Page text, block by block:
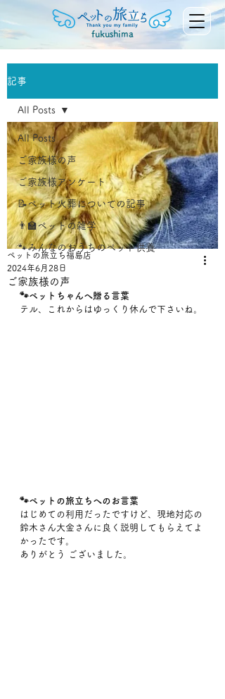
fukushima
記事
All Posts
ご家族様の声
ご家族様アンケート
📝ペット火葬についての記事
👨‍🏫ペットの雑学
🐾みんなのおうちのペット供養
All Posts
ご家族様の声
ペットの旅立ち福島店
2024年6月28日
🐾ペットちゃんへ贈る言葉
テル、これからはゆっくり休んで下さいね。
🐾ペットの旅立ちへのお言葉
はじめての利用だったですけど、現地対応の
鈴木さん大金さんに良く説明してもらえてよ
かったです。
ありがとう ございました。